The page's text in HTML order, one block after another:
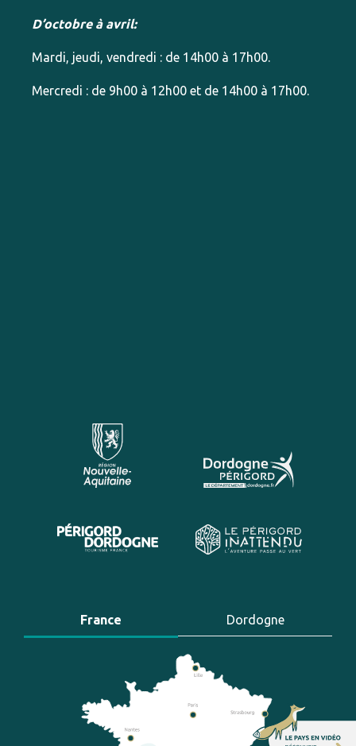
D’octobre à avril:
Mardi, jeudi, vendredi : de 14h00 à 17h00.
Mercredi : de 9h00 à 12h00 et de 14h00 à 17h00.
France Dordogne